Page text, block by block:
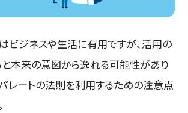
ビジネスや生活に有用ですが、活用の
本来の意図から逸れる可能性があり
レートの法則を利用するための注意点